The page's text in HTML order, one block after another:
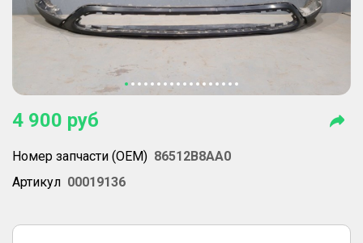
4 900 руб
Номер запчасти (OEM) 86512B8AA0
Артикул 00019136